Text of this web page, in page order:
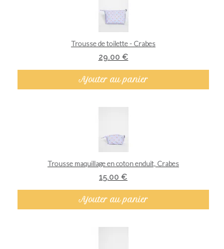
Aperçu rapide
Trousse de toilette - Crabes
29.00 €
Ajouter au panier
Aperçu rapide
Trousse maquillage en coton enduit, Crabes
15.00 €
Ajouter au panier